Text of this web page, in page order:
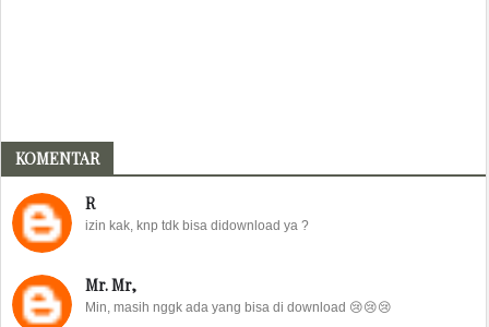
KOMENTAR
R
izin kak, knp tdk bisa didownload ya ?
Mr. Mr,
Min, masih nggk ada yang bisa di download 😢😢😢